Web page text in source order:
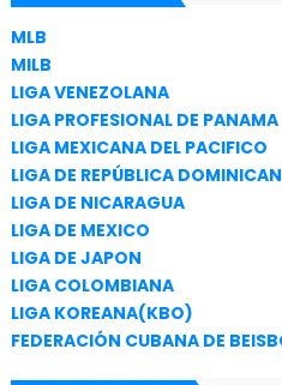
MLB
MILB
LIGA VENEZOLANA
LIGA PROFESIONAL DE PANAMA
LIGA MEXICANA DEL PACIFICO
LIGA DE REPÚBLICA
LIGA DE NICARAGUA
LIGA DE MEXICO
LIGA DE JAPON
LIGA COLOMBIANA
LIGA KOREANA(KBO)
FEDERACIÓN CUBANA DE